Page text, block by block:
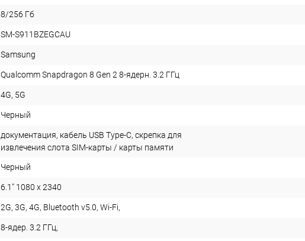
8/256 Гб
SM-S911BZEGCAU
Samsung
Qualcomm Snapdragon 8 Gen 2 8-ядерн. 3.2 ГГц
4G, 5G
Черный
документация, кабель USB Type-C, скрепка для
извлечения слота SIM-карты / карты памяти
Черный
6.1" 1080 x 2340
2G, 3G, 4G, Bluetooth v5.0, Wi-Fi,
8-ядер. 3.2 ГГц,